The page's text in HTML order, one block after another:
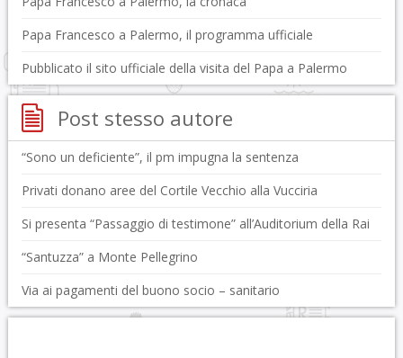
Papa Francesco a Palermo, il programma ufficiale
Pubblicato il sito ufficiale della visita del Papa a Palermo
Post stesso autore
“Sono un deficiente”, il pm impugna la sentenza
Privati donano aree del Cortile Vecchio alla Vucciria
Si presenta “Passaggio di testimone” all’Auditorium della Rai
“Santuzza” a Monte Pellegrino
Via ai pagamenti del buono socio – sanitario